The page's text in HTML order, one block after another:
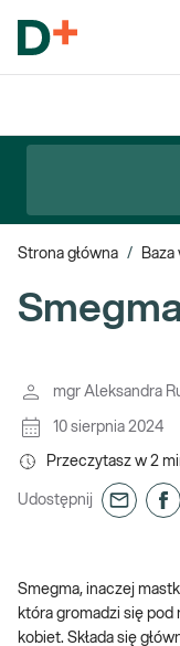
Strona główna /
Smegma
mgr Aleksandra
10 sierpnia 2024
Przeczytasz w 2
Udostępnij
Smegma, inaczej
która gromadzi się pod
kobiet. Składa się